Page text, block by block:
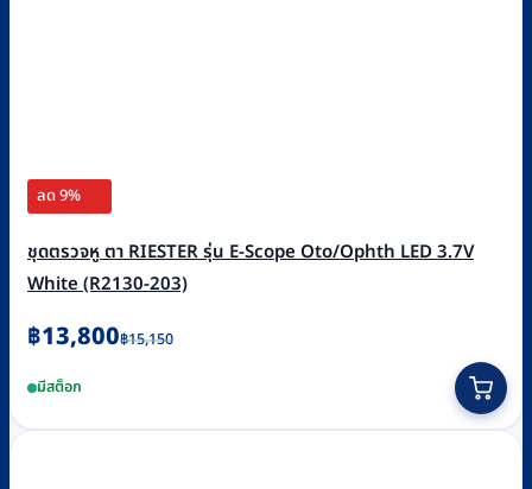
ลด 9%
ชุดตรวจหู ตา RIESTER รุ่น E-Scope Oto/Ophth LED 3.7V
White (R2130-203)
฿15,150
Original
was:
฿15,150.
฿13,800
Current
is:
฿13,800.
มีสต็อก